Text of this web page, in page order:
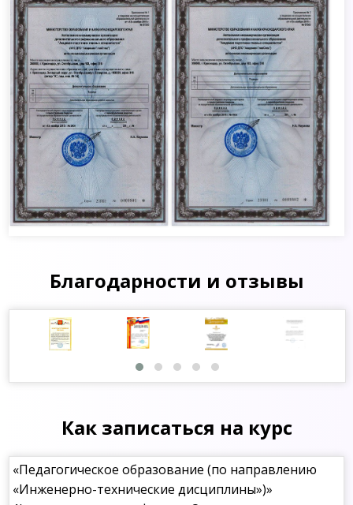
Благодарности и отзывы
Как записаться на курс
«Педагогическое образование (по направлению
«Инженерно-технические дисциплины»)»